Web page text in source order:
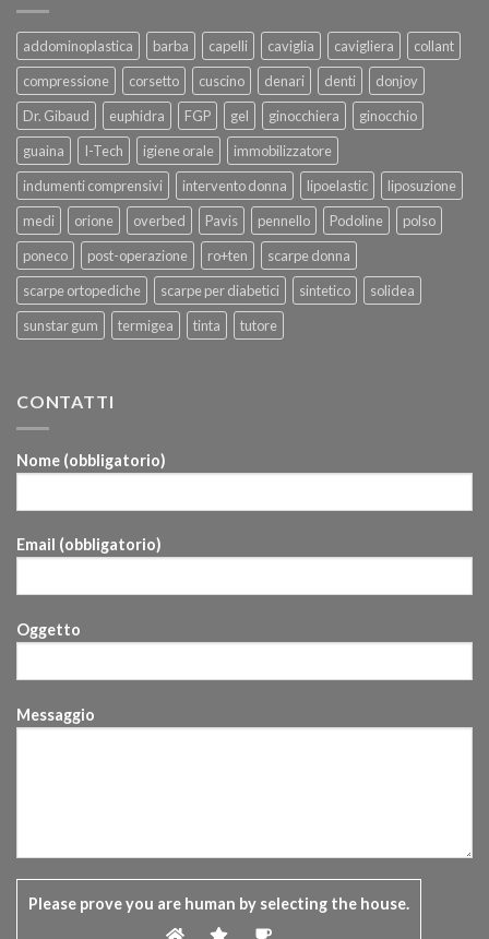
addominoplastica barba capelli caviglia cavigliera
collant
compressione
corsetto cuscino denari denti
donjoy
Dr. Gibaud
euphidra FGP gel ginocchiera
ginocchio
guaina
I-Tech igiene orale
immobilizzatore
indumenti comprensivi
intervento donna lipoelastic
liposuzione
medi
orione overbed Pavis pennello Podoline
polso
poneco
post-operazione ro+ten
scarpe donna
scarpe ortopediche
scarpe per diabetici sintetico
solidea
sunstar gum
termigea tinta tutore
CONTATTI
Nome (obbligatorio)
Email (obbligatorio)
Oggetto
Messaggio
Please prove you are human by selecting the house.